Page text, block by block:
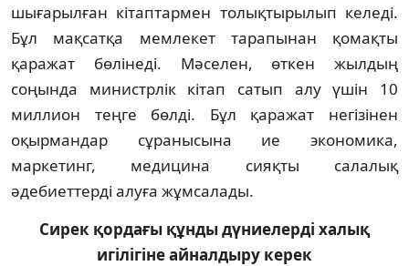
шығарылған кітаптармен толықтырылып келеді.
Бұл мақсатқа мемлекет тарапынан қомақты
қаражат бөлінеді. Мәселен, өткен жылдың
соңында министрлік кітап сатып алу үшін 10
миллион теңге бөлді. Бұл қаражат негізінен
оқырмандар сұранысына ие экономика,
маркетинг, медицина сияқты салалық
әдебиеттерді алуға жұмсалады.
Сирек қордағы құнды дүниелерді халық
игілігіне айналдыру керек